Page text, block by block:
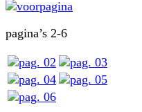
pagina’s 2-6